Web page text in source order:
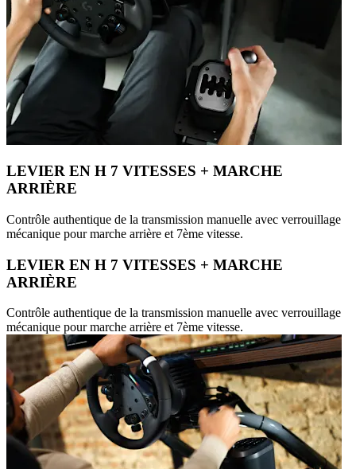
LEVIER EN H 7 VITESSES + MARCHE
ARRIÈRE
Contrôle authentique de la transmission manuelle avec verrouillage
mécanique pour marche arrière et 7ème vitesse.
LEVIER EN H 7 VITESSES + MARCHE
ARRIÈRE
Contrôle authentique de la transmission manuelle avec verrouillage
mécanique pour marche arrière et 7ème vitesse.